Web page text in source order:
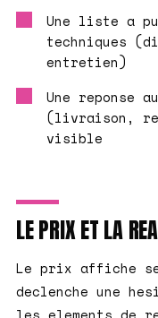
Une liste a
techniques
entretien)
Une reponse
(livraison,
visible
LE PRIX ET LA
Le prix affiche
declenche une